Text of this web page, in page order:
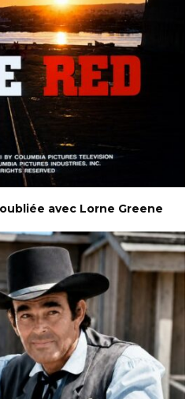
avec Lorne Greene